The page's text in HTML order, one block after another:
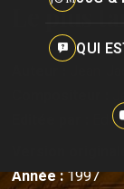
QUI
Le plus
Année :1997